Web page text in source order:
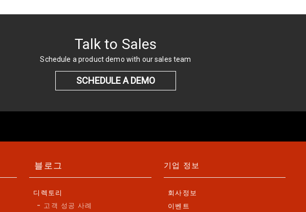
Talk to Sales
Schedule a product demo with our sales team
SCHEDULE A DEMO
블로그
디렉토리
고객 성공 사례
기업 정보
회사정보
이벤트